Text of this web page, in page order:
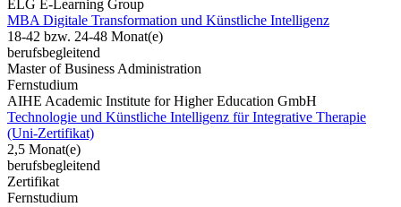
ELG E-Learning Group
MBA Digitale Transformation und Künstliche Intelligenz
18-42 bzw. 24-48 Monat(e)
berufsbegleitend
Master of Business Administration
Fernstudium
AIHE Academic Institute for Higher Education GmbH
Technologie und Künstliche Intelligenz für Integrative Therapie
(Uni-Zertifikat)
2,5 Monat(e)
berufsbegleitend
Zertifikat
Fernstudium